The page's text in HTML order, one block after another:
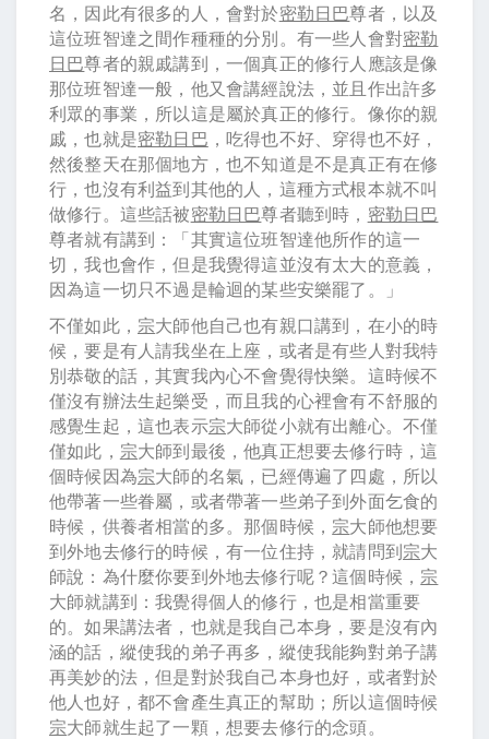
名，因此有很多的人，會對於密勒日巴尊者，以及
這位班智達之間作種種的分別。有一些人會對密勒
日巴尊者的親戚講到，一個真正的修行人應該是像
那位班智達一般，他又會講經說法，並且作出許多
利眾的事業，所以這是屬於真正的修行。像你的親
戚，也就是密勒日巴 ，吃得也不好、穿得也不好，
然後整天在那個地方，也不知道是不是真正有在修
行，也沒有利益到其他的人，這種方式根本就不叫
做修行。這些話被密勒日巴尊者聽到時， 密勒日巴
尊者就有講到：「其實這位班智達他所作的這一
切，我也會作，但是我覺得這並沒有太大的意義，
因為這一切只不過是輪迴的某些安樂罷了。」
不僅如此， 宗大師他自己也有親口講到，在小的時
候，要是有人請我坐在上座，或者是有些人對我特
別恭敬的話，其實我內心不會覺得快樂。這時候不
僅沒有辦法生起樂受，而且我的心裡會有不舒服的
感覺生起，這也表示宗大師從小就有出離心。不僅
僅如此， 宗大師到最後，他真正想要去修行時，這
個時候因為宗大師的名氣，已經傳遍了四處，所以
他帶著一些眷屬，或者帶著一些弟子到外面乞食的
時候，供養者相當的多。那個時候， 宗大師他想要
到外地去修行的時候，有一位住持，就請問到宗大
師說：為什麼你要到外地去修行呢？這個時候， 宗
大師就講到：我覺得個人的修行，也是相當重要
的。如果講法者，也就是我自己本身，要是沒有內
涵的話，縱使我的弟子再多，縱使我能夠對弟子講
再美妙的法，但是對於我自己本身也好，或者對於
他人也好，都不會產生真正的幫助；所以這個時候
宗大師就生起了一顆，想要去修行的念頭。